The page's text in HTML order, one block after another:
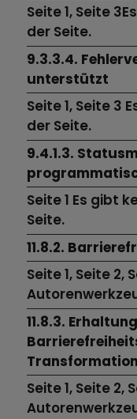
Seite 1, Seite
der Seite.
9.3.3.4.
unterstützt
Seite 1, Seite 3
der Seite.
9.4.1.3.
Seite 1 Es gibt
Seite.
11.8.2.
Seite 1, Seite 2,
11.8.3.
Transformation
Seite 1, Seite 2,